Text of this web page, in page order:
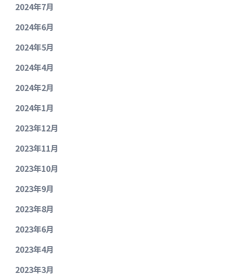
2024年7月
2024年6月
2024年5月
2024年4月
2024年2月
2024年1月
2023年12月
2023年11月
2023年10月
2023年9月
2023年8月
2023年6月
2023年4月
2023年3月